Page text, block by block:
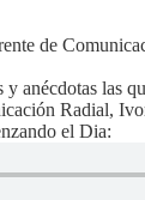
y anécdotas las
Radial,
el Dia: